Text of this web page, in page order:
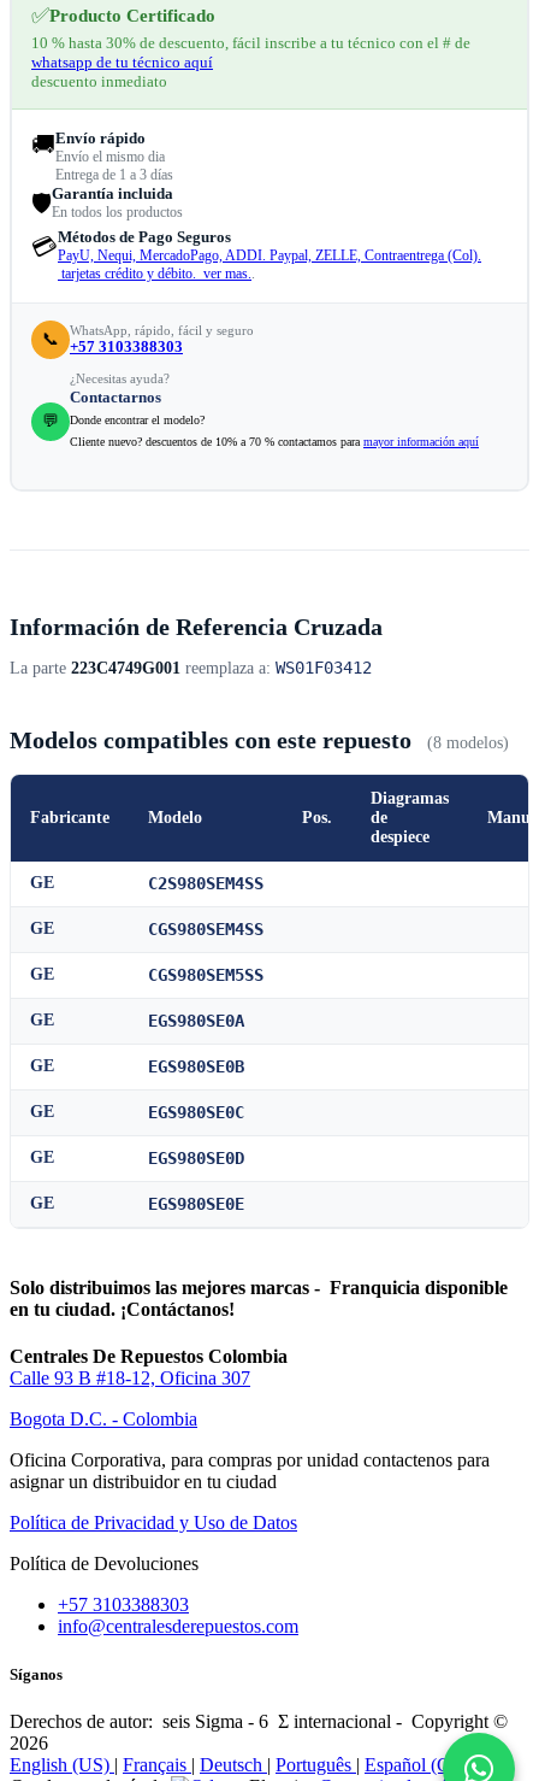
✅Producto Certificado
10 % hasta 30% de descuento, fácil inscribe a tu técnico con el # de
whatsapp de tu técnico aquí
descuento inmediato
🚚Envío rápido
Envío el mismo dia
Entrega de 1 a 3 días
🛡️Garantía incluida
En todos los productos
💳Métodos de Pago Seguros
PayU, Nequi, MercadoPago, ADDI. Paypal, ZELLE, Contraentrega (Col).
tarjetas crédito y débito. ver mas..
📞 WhatsApp, rápido, fácil y seguro
+57 3103388303
💬
¿Necesitas ayuda?
Contactarnos
Donde encontrar el modelo?
Cliente nuevo? descuentos de 10% a 70 % contactamos para mayor información aquí
Información de Referencia Cruzada
La parte 223C4749G001 reemplaza a: WS01F03412
Modelos compatibles con este repuesto (8 modelos)
Fabricante Modelo Pos.
Diagramas
de
despiece
GE C2S980SEM4SS
GE CGS980SEM4SS
GE CGS980SEM5SS
GE EGS980SE0A
GE EGS980SE0B
GE EGS980SE0C
GE EGS980SE0D
GE EGS980SE0E
Solo distribuimos las mejores marcas - Franquicia disponible
en tu ciudad. ¡Contáctanos!
Centrales De Repuestos Colombia
Calle 93 B #18-12, Oficina 307
Bogota D.C. - Colombia
Oficina Corporativa, para compras por unidad contactenos para
asignar un distribuidor en tu ciudad
Política de Privacidad y Uso de Datos
Política de Devoluciones
+57 3103388303
info@centralesderepuestos.com
Síganos
Derechos de autor: seis Sigma - 6 Σ internacional - Copyright ©
2026
English (US) | Français | Deutsch | Português | Español (CO)